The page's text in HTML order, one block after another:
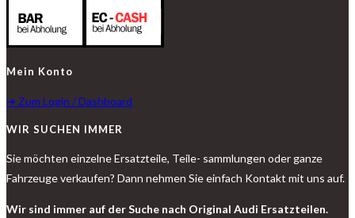
Mein Konto
➔ Zum Login / Dashboard
WIR SUCHEN IMMER
Sie möchten einzelne Ersatzteile, Teile- sammlungen oder ganze
Fahrzeuge verkaufen? Dann nehmen Sie einfach Kontakt mit uns auf.
Wir sind immer auf der Suche nach Original Audi Ersatzteilen.